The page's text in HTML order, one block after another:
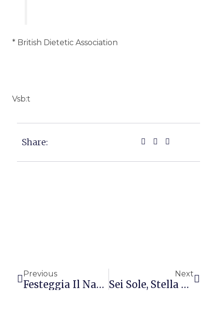
* British Dietetic Association
Vsb:t
Share:
Previous
Festeggia Il Natale 2012 Senza Perdere La Linea
Next
Sei Sole, Stella O Luna?